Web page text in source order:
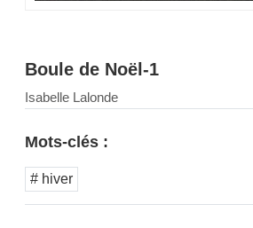
Boule de Noël-1
Isabelle Lalonde
Mots-clés :
# hiver